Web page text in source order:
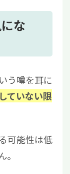
な
う噂を耳に
ていない限
可能性は低